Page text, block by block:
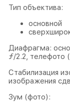
Тип объектива:
основной
Диафрагма:
ƒ/2.2, телефото
Стабилизация
изображения
Зум (фото):